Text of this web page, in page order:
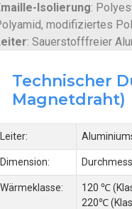
Isolierung:
modifiziertes
: Sauerstofffreier
Technischer
Magnetdraht)
Leiter:
Dimension:
Wärmeklasse:
120 ℃
220℃